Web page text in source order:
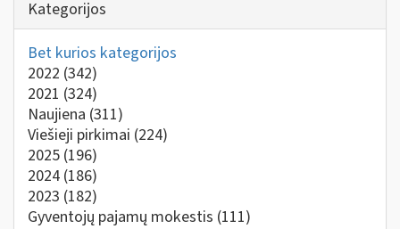
Kategorijos
Bet kurios kategorijos
2022 (342)
2021 (324)
Naujiena (311)
Viešieji pirkimai (224)
2025 (196)
2024 (186)
2023 (182)
Gyventojų pajamų mokestis (111)